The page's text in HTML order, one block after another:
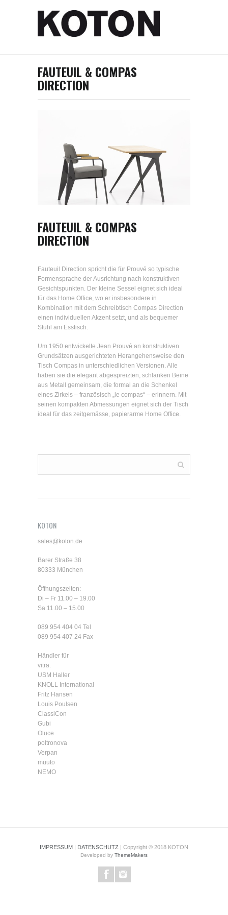
FAUTEUIL & COMPAS
DIRECTION
FAUTEUIL & COMPAS
DIRECTION
Fauteuil Direction spricht die für Prouvé so typische
Formensprache der Ausrichtung nach konstruktiven
Gesichtspunkten. Der kleine Sessel eignet sich ideal
für das Home Office, wo er insbesondere in
Kombination mit dem Schreibtisch Compas Direction
einen individuellen Akzent setzt, und als bequemer
Stuhl am Esstisch.
Um 1950 entwickelte Jean Prouvé an konstruktiven
Grundsätzen ausgerichteten Herangehensweise den
Tisch Compas in unterschiedlichen Versionen. Alle
haben sie die elegant abgespreizten, schlanken Beine
aus Metall gemeinsam, die formal an die Schenkel
eines Zirkels – französisch „le compas“ – erinnern. Mit
seinen kompakten Abmessungen eignet sich der Tisch
ideal für das zeitgemässe, papierarme Home Office.
KOTON
sales@koton.de
Barer Straße 38
80333 München
Öffnungszeiten:
Di – Fr 11.00 – 19.00
Sa 11.00 – 15.00
089 954 404 04 Tel
089 954 407 24 Fax
Händler für
vitra.
USM Haller
KNOLL International
Fritz Hansen
Louis Poulsen
ClassiCon
Gubi
Oluce
poltronova
Verpan
muuto
NEMO
IMPRESSUM | DATENSCHUTZ | Copyright © 2018 KOTON
Developed by ThemeMakers